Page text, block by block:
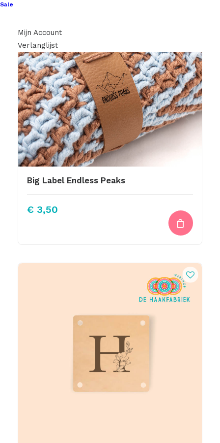
Sale
Mijn Account
Verlanglijst
Big Label Endless Peaks
€ 3,50